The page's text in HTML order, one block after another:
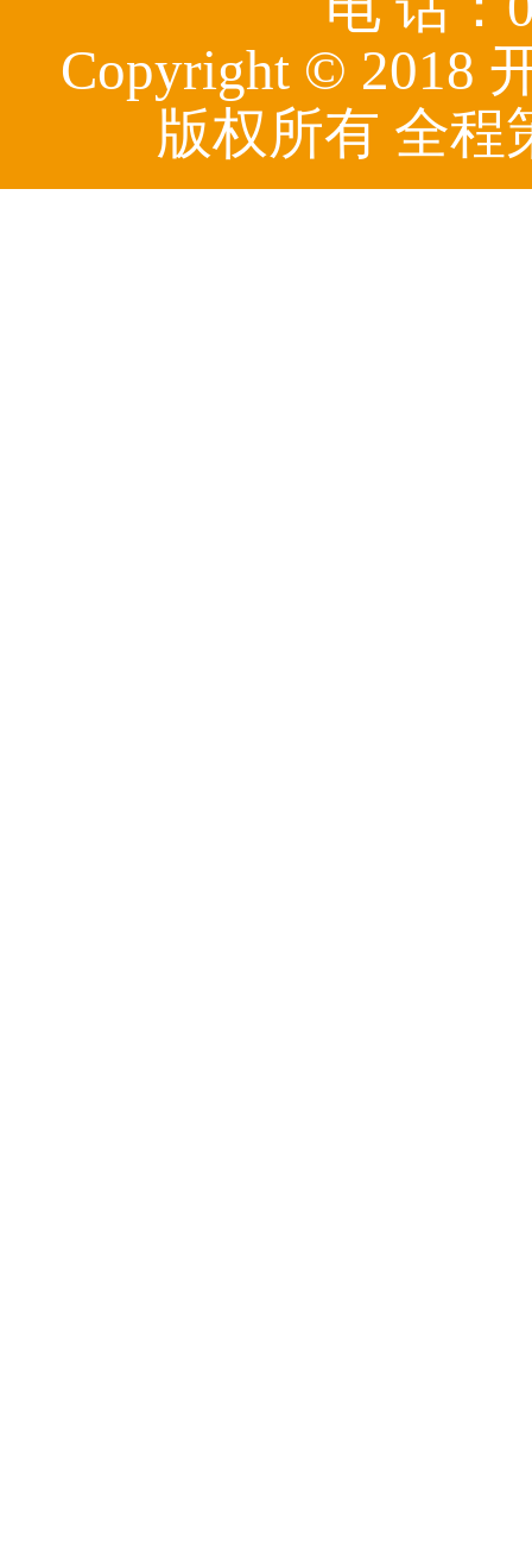
Copyright © 2018
版权所有 全程